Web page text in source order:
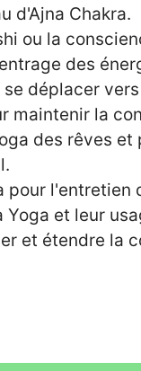
d'Ajna Chakra.
ou la
des
déplacer
maintenir la
des rêves et
pour l'entretien
Yoga et leur
et étendre la